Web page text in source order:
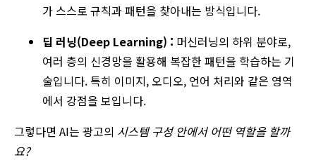
가 스스로 규칙과 패턴을 찾아내는 방식입니다.
딥 러닝(Deep Learning) : 머신러닝의 하위 분야로,
여러 층의 신경망을 활용해 복잡한 패턴을 학습하는 기
술입니다. 특히 이미지, 오디오, 언어 처리와 같은 영역
에서 강점을 보입니다.
그렇다면 AI는 광고의 시스템 구성 안에서 어떤 역할을 할까
요?